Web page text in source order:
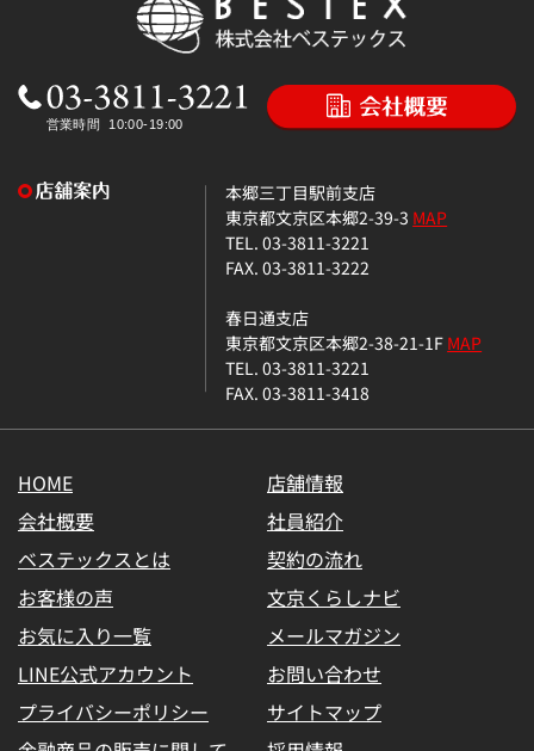
本郷三丁目駅前支店
東京都文京区本郷2-39-3 MAP
TEL. 03-3811-3221
FAX. 03-3811-3222
春日通支店
東京都文京区本郷2-38-21-1FMAP
TEL. 03-3811-3221
FAX. 03-3811-3418
HOME
店舗情報
会社概要
社員紹介
ベステックスとは
契約の流れ
お客様の声
文京くらしナビ
お気に入り一覧
メールマガジン
LINE公式アカウント
お問い合わせ
プライバシーポリシー
サイトマップ